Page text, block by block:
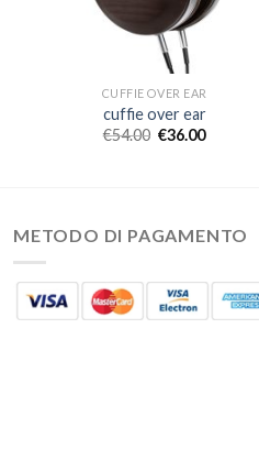
CUFFIE OVER EAR
cuffie over ear
€54.00 €36.00
METODO DI PAGAMENTO